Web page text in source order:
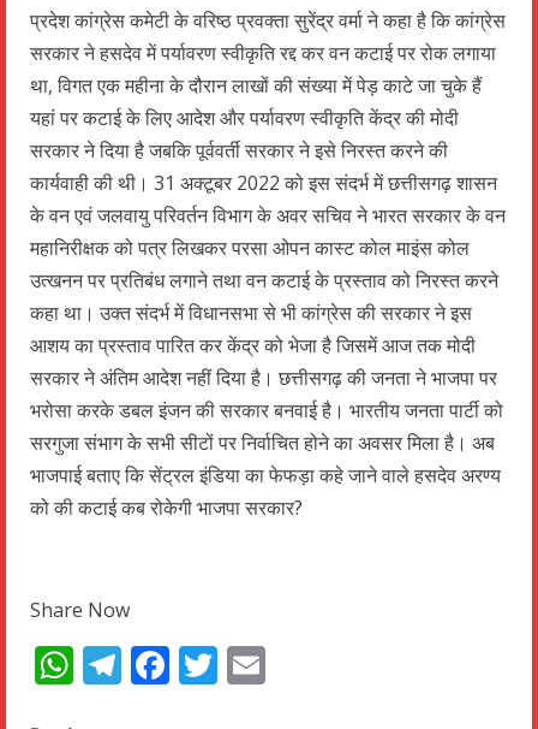
प्रदेश कांग्रेस कमेटी के वरिष्ठ प्रवक्ता सुरेंद्र वर्मा ने कहा है कि कांग्रेस
सरकार ने हसदेव में पर्यावरण स्वीकृति रद्द कर वन कटाई पर रोक लगाया
था, विगत एक महीना के दौरान लाखों की संख्या में पेड़ काटे जा चुके हैं
यहां पर कटाई के लिए आदेश और पर्यावरण स्वीकृति केंद्र की मोदी
सरकार ने दिया है जबकि पूर्ववर्ती सरकार ने इसे निरस्त करने की
कार्यवाही की थी। 31 अक्टूबर 2022 को इस संदर्भ में छत्तीसगढ़ शासन
के वन एवं जलवायु परिवर्तन विभाग के अवर सचिव ने भारत सरकार के वन
महानिरीक्षक को पत्र लिखकर परसा ओपन कास्ट कोल माइंस कोल
उत्खनन पर प्रतिबंध लगाने तथा वन कटाई के प्रस्ताव को निरस्त करने
कहा था। उक्त संदर्भ में विधानसभा से भी कांग्रेस की सरकार ने इस
आशय का प्रस्ताव पारित कर केंद्र को भेजा है जिसमें आज तक मोदी
सरकार ने अंतिम आदेश नहीं दिया है। छत्तीसगढ़ की जनता ने भाजपा पर
भरोसा करके डबल इंजन की सरकार बनवाई है। भारतीय जनता पार्टी को
सरगुजा संभाग के सभी सीटों पर निर्वाचित होने का अवसर मिला है। अब
भाजपाई बताए कि सेंट्रल इंडिया का फेफड़ा कहे जाने वाले हसदेव अरण्य
को की कटाई कब रोकेगी भाजपा सरकार?
Share Now
WhatsApp
Telegram
Facebook
Twitter